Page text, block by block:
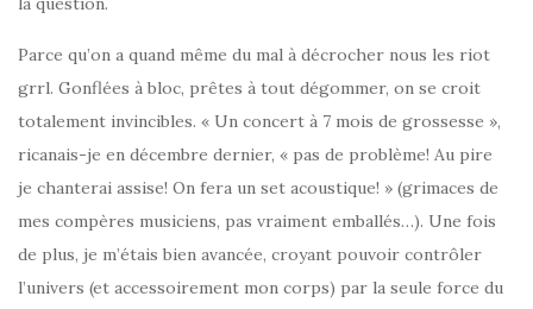
Parce qu’on a quand même du mal à décrocher nous les riot
grrl. Gonflées à bloc, prêtes à tout dégommer, on se croit
totalement invincibles. « Un concert à 7 mois de grossesse »,
ricanais-je en décembre dernier, « pas de problème! Au pire
je chanterai assise! On fera un set acoustique! » (grimaces de
mes compères musiciens, pas vraiment emballés…). Une fois
de plus, je m’étais bien avancée, croyant pouvoir contrôler
l’univers (et accessoirement mon corps) par la seule force du